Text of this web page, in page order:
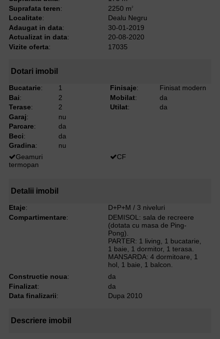
Suprafata teren: 2250 m2
Localitate:
Dealu Negru
Adaugat in data:
30-01-2019
Actualizat in data:
20-08-2020
Vizite oferta: 17035
Dotari imobil
Bucatarie:
1
Bai:
2
Terase:
2
Garaj:
nu
Parcare:
da
Beci:
da
Gradina: nu
Finisaje:
Finisat modern
Mobilat:
da
Utilat: da
Geamuri
termopan
CF
Detalii imobil
Etaje:
D+P+M / 3 niveluri
Compartimentare:
DEMISOL: sala de recreere
(dotata cu masa de Ping-
Pong).
PARTER: 1 living, 1 bucatarie,
1 baie, 1 dormitor, 1 terasa.
MANSARDA: 4 dormitoare, 1
hol, 1 baie, 1 balcon.
Constructie noua:
da
Finalizat:
da
Data finalizarii: Dupa 2010
Descriere imobil